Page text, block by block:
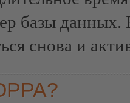
базы данных.
снова и